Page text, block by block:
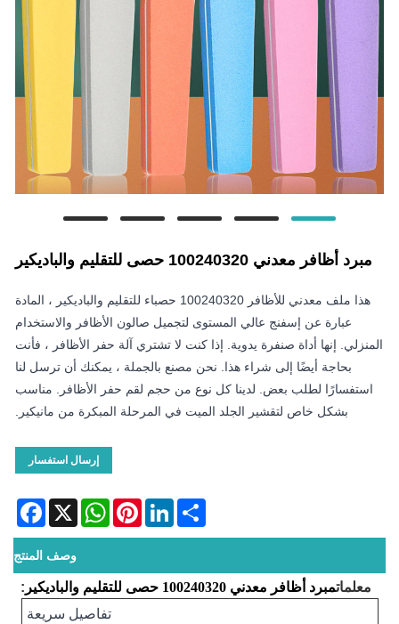
مبرد أظافر معدني 100240320 حصى للتقليم والباديكير
هذا ملف معدني للأظافر 100240320 حصباء للتقليم والباديكير ، المادة
عبارة عن إسفنج عالي المستوى لتجميل صالون الأظافر والاستخدام
المنزلي. إنها أداة صنفرة يدوية. إذا كنت لا تشتري آلة حفر الأظافر ، فأنت
بحاجة أيضًا إلى شراء هذا. نحن مصنع بالجملة ، يمكنك أن ترسل لنا
استفسارًا لطلب بعض. لدينا كل نوع من حجم لقم حفر الأظافر. مناسب
بشكل خاص لتقشير الجلد الميت في المرحلة المبكرة من مانيكير.
إرسال استفسار
X
WhatsAppPinterestLinkedInShare
وصف المنتج
معلماتمبرد أظافر معدني 100240320 حصى للتقليم والباديكير
:
تفاصيل سريعة